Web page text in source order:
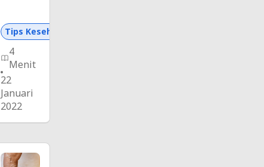
Tips Kesehatan dan Asuransi
4
Menit
22
Januari
2022